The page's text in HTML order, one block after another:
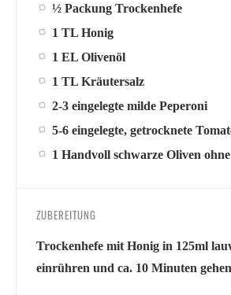
½ Packung Trockenhefe
1 TL Honig
1 EL Olivenöl
1 TL Kräutersalz
2-3 eingelegte milde Peperoni
5-6 eingelegte, getrocknete
1 Handvoll schwarze Oliven
ZUBEREITUNG
Trockenhefe mit Honig in 125ml
einrühren und ca. 10 Minuten